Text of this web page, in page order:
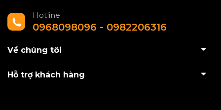
Hotline
0968098096 - 0982206316
Về chúng tôi
Hỗ trợ khách hàng